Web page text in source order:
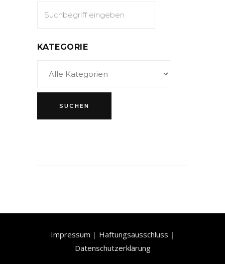
KATEGORIE
Impressum | Haftungsausschluss |
Datenschutzerklärung